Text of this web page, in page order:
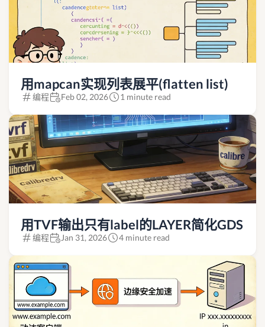
用mapcan实现列表展平(flatten list)
编程 Feb 02, 2026 1 minute read
用TVF输出只有label的LAYER简化GDS
编程 Jan 31, 2026 4 minute read